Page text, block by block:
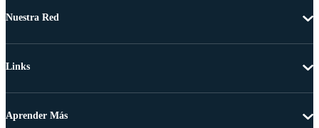
Nuestra Red
Links
Aprender Más